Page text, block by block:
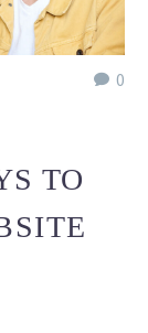
0
TO